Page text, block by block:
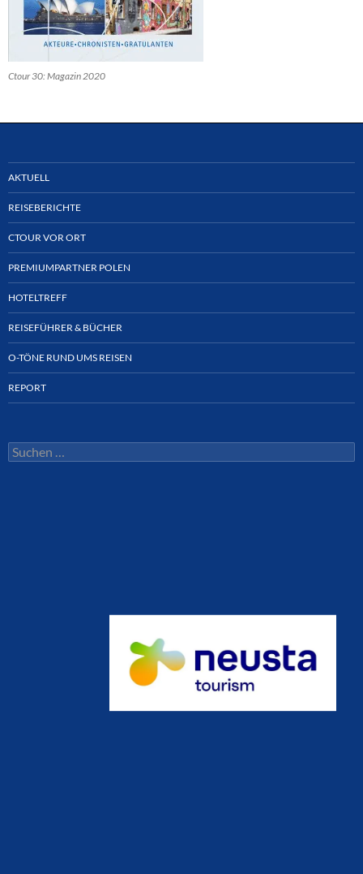
Ctour 30: Magazin 2020
AKTUELL
REISEBERICHTE
CTOUR VOR ORT
PREMIUMPARTNER POLEN
HOTELTREFF
REISEFÜHRER & BÜCHER
O-TÖNE RUND UMS REISEN
REPORT
Suchen
nach: